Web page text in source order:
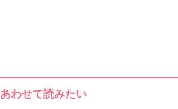
あわせて読みたい